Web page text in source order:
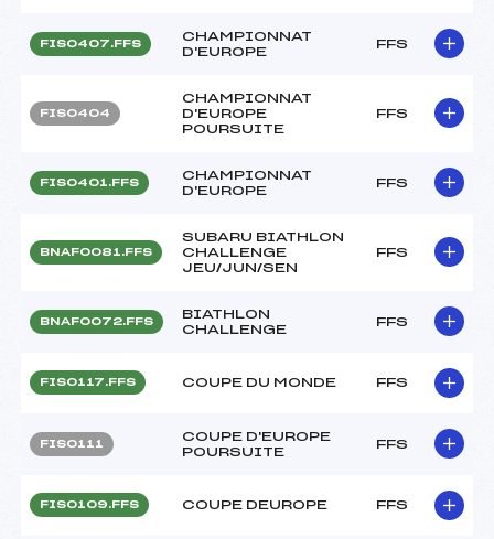
FIS0407.FFS
CHAMPIONNAT
D'EUROPE
FFS
FIS0404
CHAMPIONNAT
D'EUROPE
POURSUITE
FFS
FIS0401.FFS
CHAMPIONNAT
D'EUROPE
FFS
BNAF0081.FFS
SUBARU BIATHLON
CHALLENGE
JEU/JUN/SEN
FFS
BNAF0072.FFS
BIATHLON
CHALLENGE
FFS
FIS0117.FFS COUPE DU MONDE FFS
FIS0111
COUPE D'EUROPE
POURSUITE
FFS
FIS0109.FFS COUPE DEUROPE FFS